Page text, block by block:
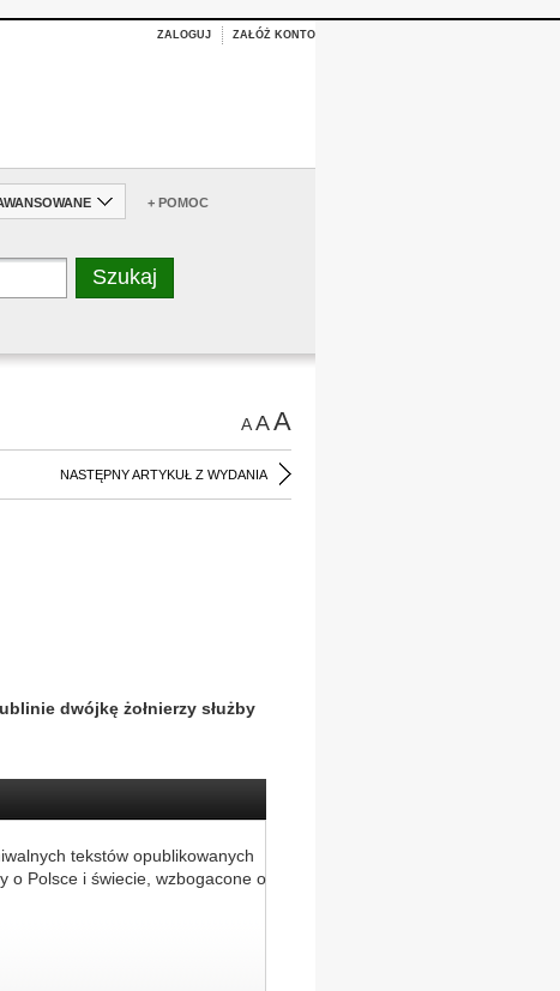
ZALOGUJ ZAŁÓŻ KONTO
+ POMOC
AAA
NASTĘPNY ARTYKUŁ Z WYDANIA
dwójkę żołnierzy służby
tekstów opublikowanych
o Polsce i świecie, wzbogacone o